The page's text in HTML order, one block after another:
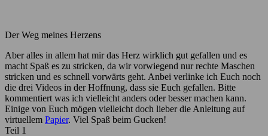
Der Weg meines Herzens
Aber alles in allem hat mir das Herz wirklich gut gefallen und es
macht Spaß es zu stricken, da wir vorwiegend nur rechte Maschen
stricken und es schnell vorwärts geht. Anbei verlinke ich Euch noch
die drei Videos in der Hoffnung, dass sie Euch gefallen. Bitte
kommentiert was ich vielleicht anders oder besser machen kann.
Einige von Euch mögen vielleicht doch lieber die Anleitung auf
virtuellem Papier. Viel Spaß beim Gucken!
Teil 1